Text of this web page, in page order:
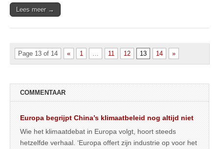
Lees meer →
Page 13 of 14 « 1 11 12 13 14 »
COMMENTAAR
Europa begrijpt China’s klimaatbeleid nog altijd niet
Wie het klimaatdebat in Europa volgt, hoort steeds
hetzelfde verhaal. ‘Europa offert zijn industrie op voor het